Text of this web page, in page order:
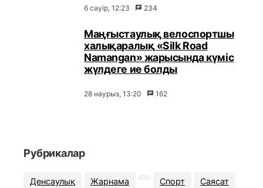
6 сәуір, 12:23 234
Маңғыстаулық велоспортшы
халықаралық «Silk Road
Namangan» жарысында күміс
жүлдеге ие болды
28 наурыз, 13:20 162
Рубрикалар
Денсаулық Жарнама Спорт Саясат